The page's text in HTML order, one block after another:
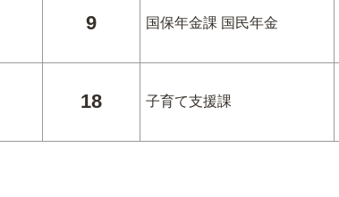
9 国保年金課 国民年金
18 子育て支援課